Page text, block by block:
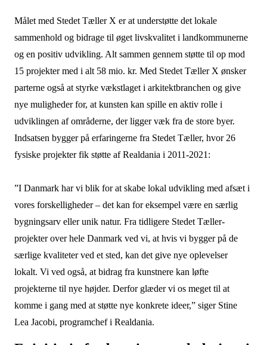
Målet med Stedet Tæller X er at understøtte det lokale
sammenhold og bidrage til øget livskvalitet i landkommunerne
og en positiv udvikling. Alt sammen gennem støtte til op mod
15 projekter med i alt 58 mio. kr. Med Stedet Tæller X ønsker
parterne også at styrke vækstlaget i arkitektbranchen og give
nye muligheder for, at kunsten kan spille en aktiv rolle i
udviklingen af områderne, der ligger væk fra de store byer.
Indsatsen bygger på erfaringerne fra Stedet Tæller, hvor 26
fysiske projekter fik støtte af Realdania i 2011-2021:
”I Danmark har vi blik for at skabe lokal udvikling med afsæt i
vores forskelligheder – det kan for eksempel være en særlig
bygningsarv eller unik natur. Fra tidligere Stedet Tæller-
projekter over hele Danmark ved vi, at hvis vi bygger på de
særlige kvaliteter ved et sted, kan det give nye oplevelser
lokalt. Vi ved også, at bidrag fra kunstnere kan løfte
projekterne til nye højder. Derfor glæder vi os meget til at
komme i gang med at støtte nye konkrete ideer,” siger Stine
Lea Jacobi, programchef i Realdania.